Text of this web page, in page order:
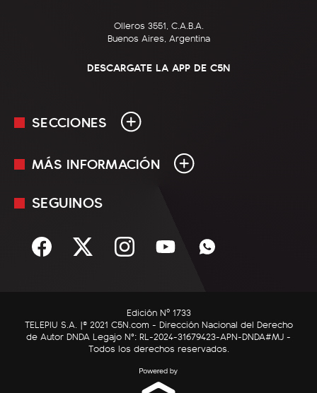
Olleros 3551, C.A.B.A.
Buenos Aires, Argentina
DESCARGATE LA APP DE C5N
SECCIONES
En Vivo
Sociedad
C5N Autos
RatingCero
MÁS INFORMACIÓN
Mediakit
Términos y condiciones
SEGUINOS
Edición Nº 1733
TELEPIU S.A. |© 2021 C5N.com - Dirección Nacional del Derecho
de Autor DNDA Legajo N°: RL-2024-31679423-APN-DNDA#MJ -
Todos los derechos reservados.